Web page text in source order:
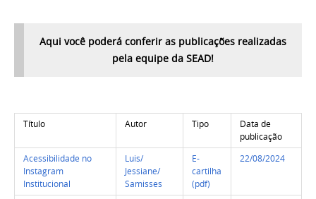
Aqui você poderá conferir as publicações realizadas
pela equipe da SEAD!
Título Autor Tipo
Data de
publicação
Acessibilidade no
Instagram
Institucional
Luis/
Jessiane/
Samisses
E-
cartilha
(pdf)
22/08/2024